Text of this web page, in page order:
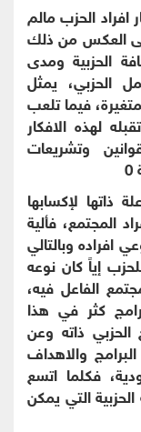
افراد الحزب مالم
العكس من ذلك
الحزبية ومدى
الحزبي، يمثل
فيما تلعب
لهذه الافكار
وتشريعات
ذاتها لإكسابها
المجتمع، فألية
وبالتالي
إياً كان نوعه
الفاعل فيه،
كثر في هذا
الحزبي ذاته وعن
والاهداف
فكلما اتسع
التي يمكن